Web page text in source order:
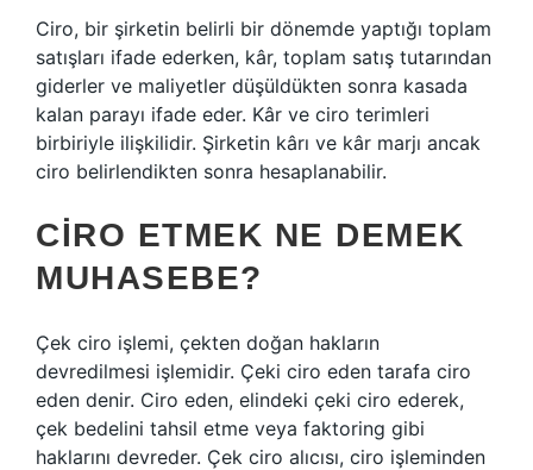
Ciro, bir şirketin belirli bir dönemde yaptığı toplam
satışları ifade ederken, kâr, toplam satış tutarından
giderler ve maliyetler düşüldükten sonra kasada
kalan parayı ifade eder. Kâr ve ciro terimleri
birbiriyle ilişkilidir. Şirketin kârı ve kâr marjı ancak
ciro belirlendikten sonra hesaplanabilir.
CIRO ETMEK NE DEMEK
MUHASEBE?
Çek ciro işlemi, çekten doğan hakların
devredilmesi işlemidir. Çeki ciro eden tarafa ciro
eden denir. Ciro eden, elindeki çeki ciro ederek,
çek bedelini tahsil etme veya faktoring gibi
haklarını devreder. Çek ciro alıcısı, ciro işleminden